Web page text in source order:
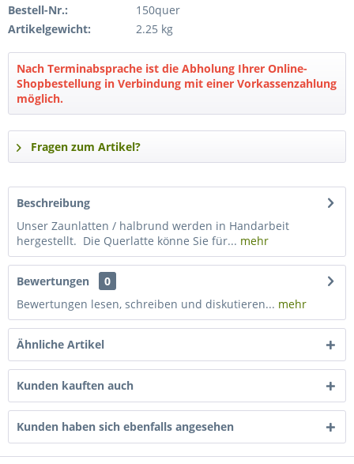
Bestell-Nr.:
150quer
Artikelgewicht:
2.25 kg
Nach Terminabsprache ist die Abholung Ihrer Online-
Shopbestellung in Verbindung mit einer Vorkassenzahlung
möglich.
Fragen zum Artikel?
Beschreibung
Unser Zaunlatten / halbrund werden in Handarbeit
hergestellt. Die Querlatte könne Sie für... mehr
Bewertungen
0
Bewertungen lesen, schreiben und diskutieren... mehr
Ähnliche Artikel
Kunden kauften auch
Kunden haben sich ebenfalls angesehen